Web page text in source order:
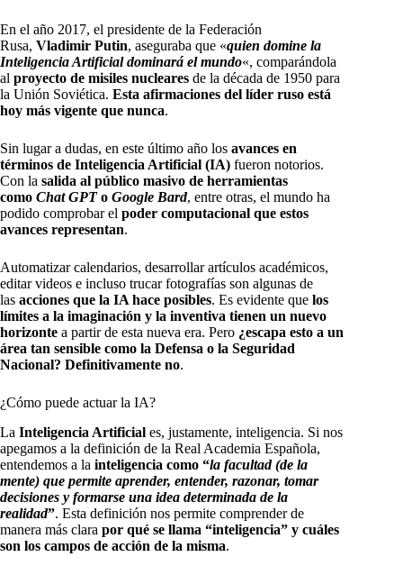
En el año 2017, el presidente de la Federación
Rusa, Vladimir Putin, aseguraba que «quien domine la
Inteligencia Artificial dominará el mundo«, comparándola
al proyecto de misiles nucleares de la década de 1950 para
la Unión Soviética. Esta afirmaciones del líder ruso está
hoy más vigente que nunca.
Sin lugar a dudas, en este último año los avances en
términos de Inteligencia Artificial (IA) fueron notorios.
Con la salida al público masivo de herramientas
como Chat GPTo Google Bard, entre otras, el mundo ha
podido comprobar el poder computacional que estos
avances representan.
Automatizar calendarios, desarrollar artículos académicos,
editar videos e incluso trucar fotografías son algunas de
las acciones que la IA hace posibles. Es evidente que los
límites a la imaginación y la inventiva tienen un nuevo
horizonte a partir de esta nueva era. Pero ¿escapa esto a un
área tan sensible como la Defensa o la Seguridad
Nacional? Definitivamente no.
¿Cómo puede actuar la IA?
La Inteligencia Artificial es, justamente, inteligencia. Si nos
apegamos a la definición de la Real Academia Española,
entendemos a la inteligencia como “la facultad (de la
mente) que permite aprender, entender, razonar, tomar
decisiones y formarse una idea determinada de la
realidad”. Esta definición nos permite comprender de
manera más clara por qué se llama “inteligencia” y cuáles
son los campos de acción de la misma.